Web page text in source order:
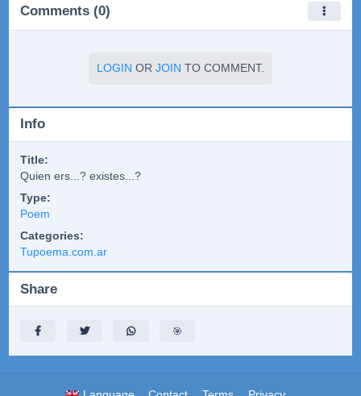
Comments (0)
LOGIN OR JOIN TO COMMENT.
Info
Title:
Quien ers...? existes...?
Type:
Poem
Categories:
Tupoema.com.ar
Share
🎯